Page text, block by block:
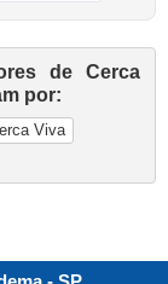
de Cerca
por:
Viva